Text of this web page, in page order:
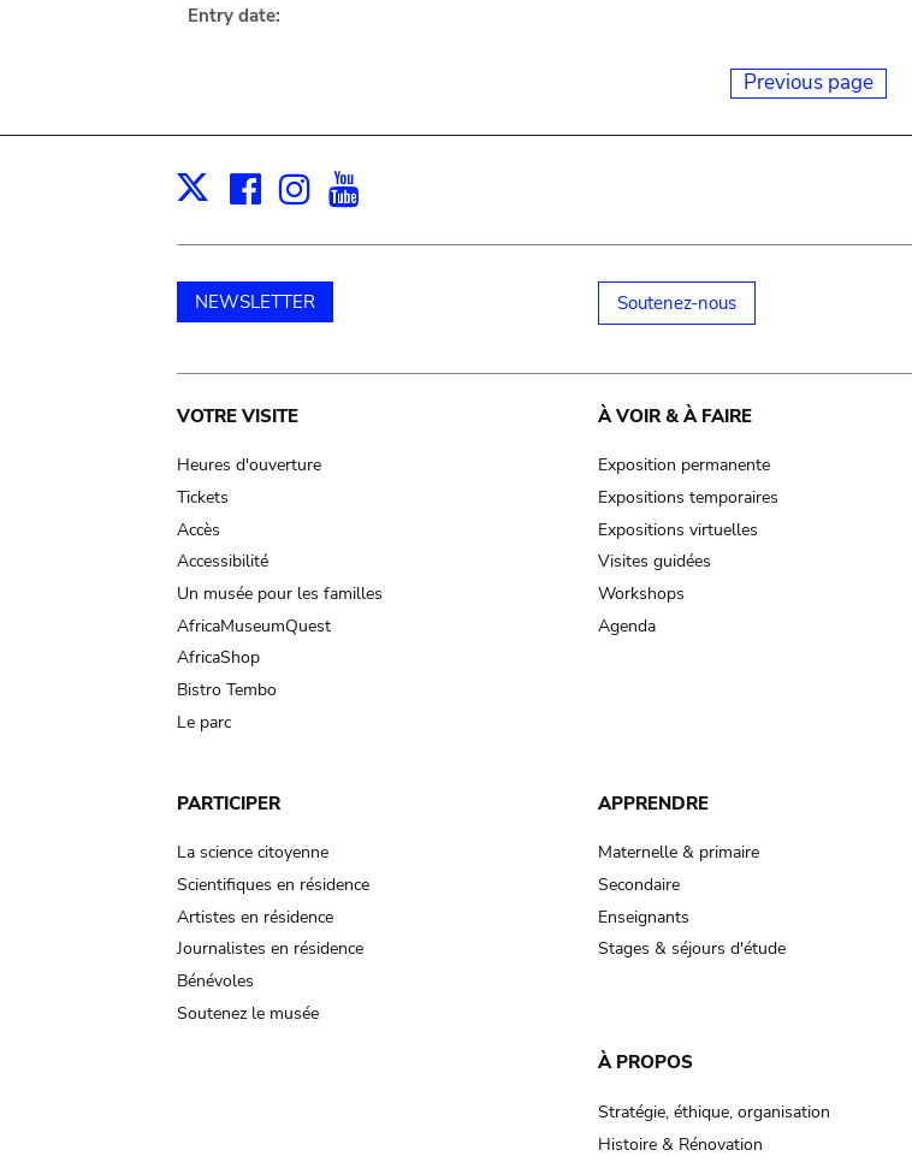
Entry date:
Previous page
X Facebook
Instagram
NEWSLETTER Soutenez-nous
Main
navigation
VOTRE VISITE
Heures d'ouverture
Tickets
Accès
Accessibilité
Un musée pour les familles
AfricaMuseumQuest
AfricaShop
Bistro Tembo
Le parc
À VOIR & À FAIRE
Exposition permanente
Expositions temporaires
Expositions virtuelles
Visites guidées
Workshops
Agenda
PARTICIPER
La science citoyenne
Scientifiques en résidence
Artistes en résidence
Journalistes en résidence
Bénévoles
Soutenez le musée
APPRENDRE
Maternelle & primaire
Secondaire
Enseignants
Stages & séjours d'étude
À PROPOS
Stratégie, éthique, organisation
Histoire & Rénovation